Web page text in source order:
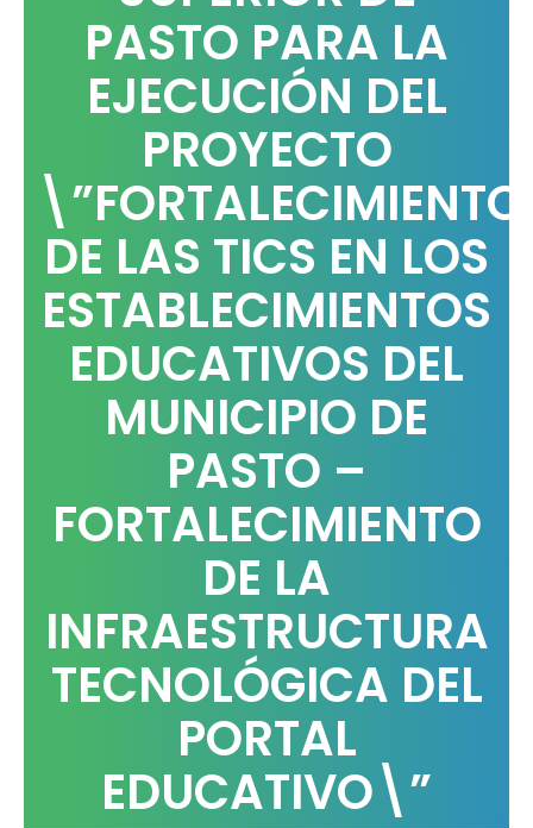
PASTO PARA LA
EJECUCIÓN DEL
PROYECTO
\”FORTALECIMIENTO
DE LAS TICS EN LOS
ESTABLECIMIENTOS
EDUCATIVOS DEL
MUNICIPIO DE
PASTO –
FORTALECIMIENTO
DE LA
INFRAESTRUCTURA
TECNOLÓGICA DEL
PORTAL
EDUCATIVO\”